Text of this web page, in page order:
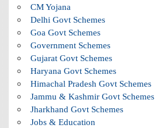
CM Yojana
Delhi Govt Schemes
Goa Govt Schemes
Government Schemes
Gujarat Govt Schemes
Haryana Govt Schemes
Himachal Pradesh Govt Schemes
Jammu & Kashmir Govt Schemes
Jharkhand Govt Schemes
Jobs & Education